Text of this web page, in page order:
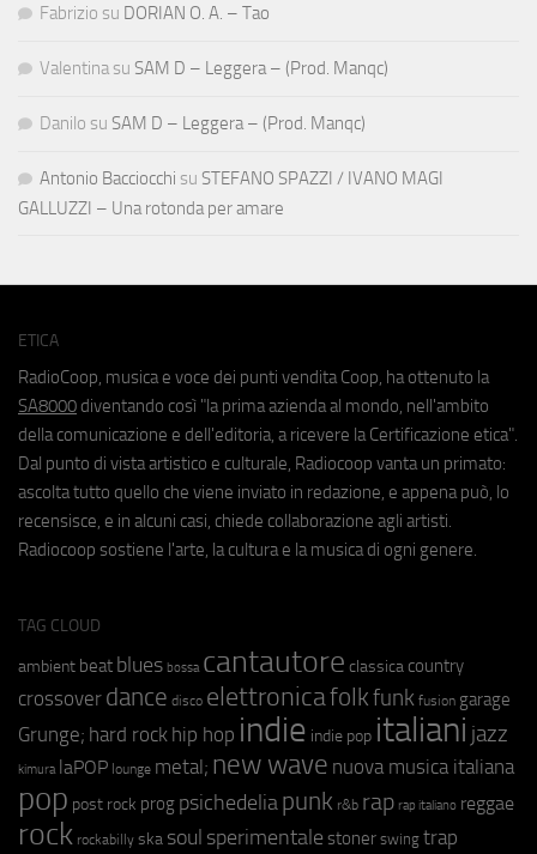
Fabrizio su DORIAN O. A. – Tao
Valentina su SAM D – Leggera – (Prod. Manqc)
Danilo su SAM D – Leggera – (Prod. Manqc)
Antonio Bacciocchi su STEFANO SPAZZI / IVANO MAGI
GALLUZZI – Una rotonda per amare
ETICA
RadioCoop, musica e voce dei punti vendita Coop, ha ottenuto la
SA8000 diventando così "la prima azienda al mondo, nell'ambito
della comunicazione e dell'editoria, a ricevere la Certificazione etica".
Dal punto di vista artistico e culturale, Radiocoop vanta un primato:
ascolta tutto quello che viene inviato in redazione, e appena può, lo
recensisce, e in alcuni casi, chiede collaborazione agli artisti.
Radiocoop sostiene l'arte, la cultura e la musica di ogni genere.
TAG CLOUD
ambient beat blues bossa cantautore classica country
crossover dance disco elettronicafolkfunk fusion garage
Grunge; hard rock hip hop indie indie pop italiani jazz
kimura laPOP lounge metal; new wave nuova musica italiana
pop post rock prog psichedeliapunk r&b rap rap italiano reggae
rock rockabilly ska soul sperimentale stoner swing trap